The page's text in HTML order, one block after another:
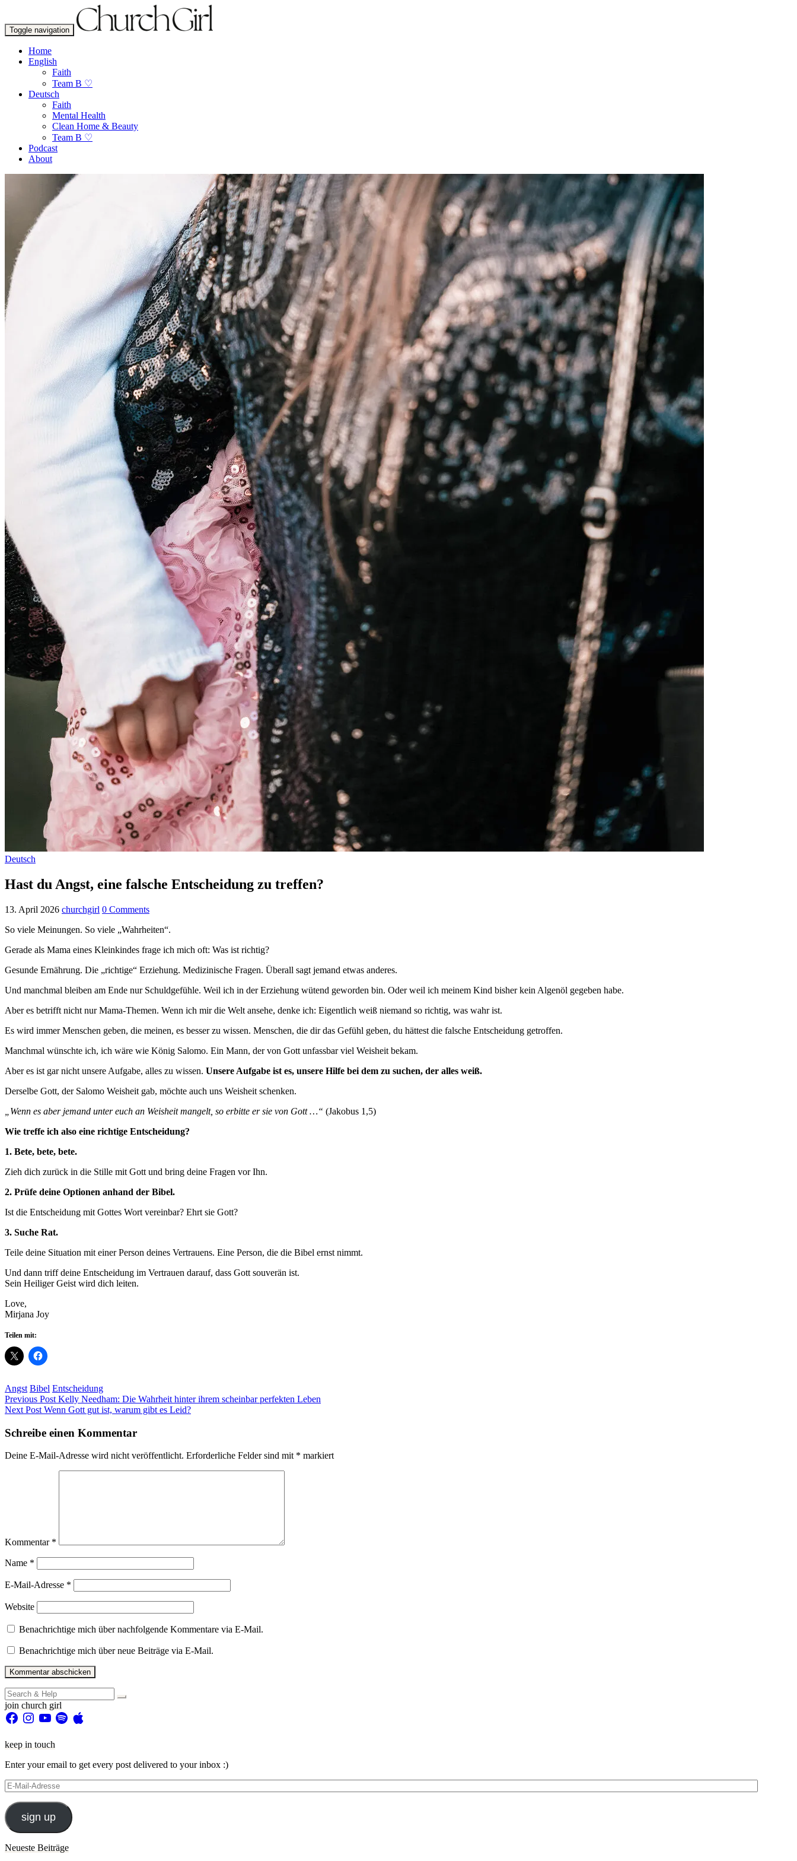
Toggle navigation
Home
English
Faith
Team B ♡
Deutsch
Faith
Mental Health
Clean Home & Beauty
Team B ♡
Podcast
About
Deutsch
Hast du Angst, eine falsche Entscheidung zu treffen?
13. April 2026 churchgirl 0 Comments
So viele Meinungen. So viele „Wahrheiten“.
Gerade als Mama eines Kleinkindes frage ich mich oft: Was ist richtig?
Gesunde Ernährung. Die „richtige“ Erziehung. Medizinische Fragen. Überall sagt jemand etwas anderes.
Und manchmal bleiben am Ende nur Schuldgefühle. Weil ich in der Erziehung wütend geworden bin. Oder weil ich meinem Kind bisher kein Algenöl gegeben habe.
Aber es betrifft nicht nur Mama-Themen. Wenn ich mir die Welt ansehe, denke ich: Eigentlich weiß niemand so richtig, was wahr ist.
Es wird immer Menschen geben, die meinen, es besser zu wissen. Menschen, die dir das Gefühl geben, du hättest die falsche Entscheidung getroffen.
Manchmal wünschte ich, ich wäre wie König Salomo. Ein Mann, der von Gott unfassbar viel Weisheit bekam.
Aber es ist gar nicht unsere Aufgabe, alles zu wissen. Unsere Aufgabe ist es, unsere Hilfe bei dem zu suchen, der alles weiß.
Derselbe Gott, der Salomo Weisheit gab, möchte auch uns Weisheit schenken.
„Wenn es aber jemand unter euch an Weisheit mangelt, so erbitte er sie von Gott …“ (Jakobus 1,5)
Wie treffe ich also eine richtige Entscheidung?
1.⁠ ⁠Bete, bete, bete.
Zieh dich zurück in die Stille mit Gott und bring deine Fragen vor Ihn.
2.⁠ ⁠Prüfe deine Optionen anhand der Bibel.
Ist die Entscheidung mit Gottes Wort vereinbar? Ehrt sie Gott?
3. Suche Rat.
Teile deine Situation mit einer Person deines Vertrauens. Eine Person, die die Bibel ernst nimmt.
Und dann triff deine Entscheidung im Vertrauen darauf, dass Gott souverän ist.
Sein Heiliger Geist wird dich leiten.
Love,
Mirjana Joy
Teilen mit:
Angst Bibel Entscheidung
Beitragsnavigation
Previous Post Kelly Needham: Die Wahrheit hinter ihrem scheinbar perfekten Leben
Next Post Wenn Gott gut ist, warum gibt es Leid?
Schreibe einen Kommentar
Deine E-Mail-Adresse wird nicht veröffentlicht. Erforderliche Felder sind mit * markiert
Kommentar *
Name *
E-Mail-Adresse *
Website
Benachrichtige mich über nachfolgende Kommentare via E-Mail.
Benachrichtige mich über neue Beiträge via E-Mail.
Search
for:
join church girl
FacebookInstagram
YouTubeSpotifyApple
keep in touch
Enter your email to get every post delivered to your inbox :)
E-
Mail-
Adresse
sign up
Neueste Beiträge